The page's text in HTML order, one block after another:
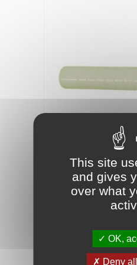
Référence :
BOUTEROLLE MÂLE
This site
and gives
over what
OK,
Deny